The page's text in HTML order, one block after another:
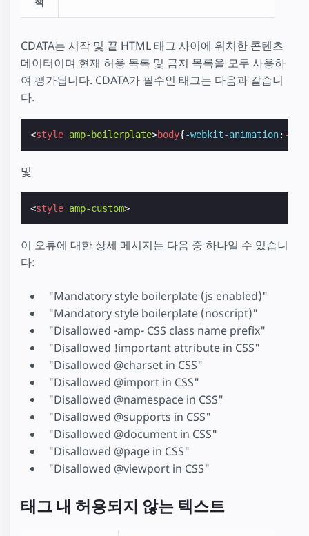
CDATA는 시작 및 끝 HTML 태그 사이에 위치한 콘텐츠
데이터이며 현재 허용 목록 및 금지 목록을 모두 사용하
여 평가됩니다. CDATA가 필수인 태그는 다음과 같습니
다.
<style amp-boilerplate>body{-webkit-animation: -
및
<style amp-custom>
이 오류에 대한 상세 메시지는 다음 중 하나일 수 있습니
다:
"Mandatory style boilerplate (js enabled)"
"Mandatory style boilerplate (noscript)"
"Disallowed -amp- CSS class name prefix"
"Disallowed !important attribute in CSS"
"Disallowed @charset in CSS"
"Disallowed @import in CSS"
"Disallowed @namespace in CSS"
"Disallowed @supports in CSS"
"Disallowed @document in CSS"
"Disallowed @page in CSS"
"Disallowed @viewport in CSS"
태그 내 허용되지 않는 텍스트